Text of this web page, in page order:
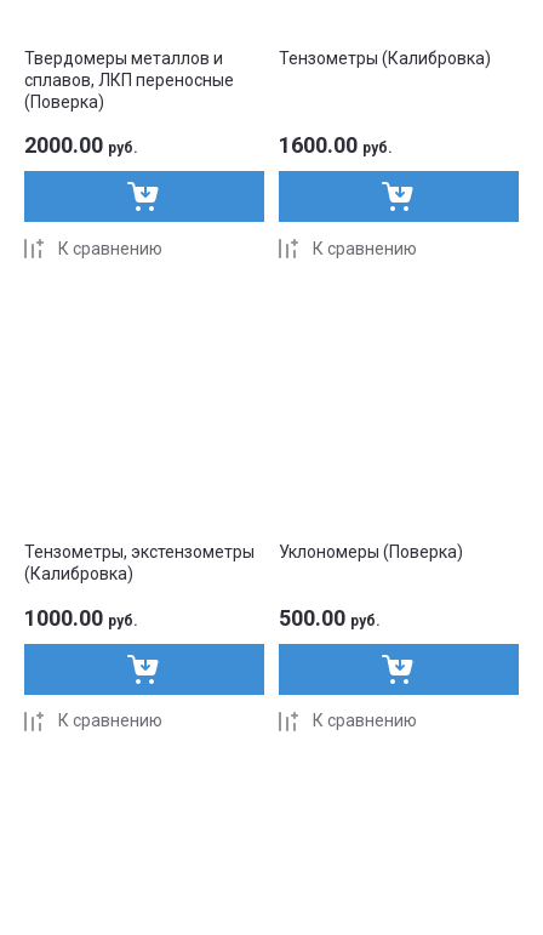
Твердомеры металлов и
сплавов, ЛКП переносные
(Поверка)
2000.00 руб.
К сравнению
Тензометры (Калибровка)
1600.00 руб.
К сравнению
Тензометры, экстензометры
(Калибровка)
1000.00 руб.
К сравнению
Уклономеры (Поверка)
500.00 руб.
К сравнению